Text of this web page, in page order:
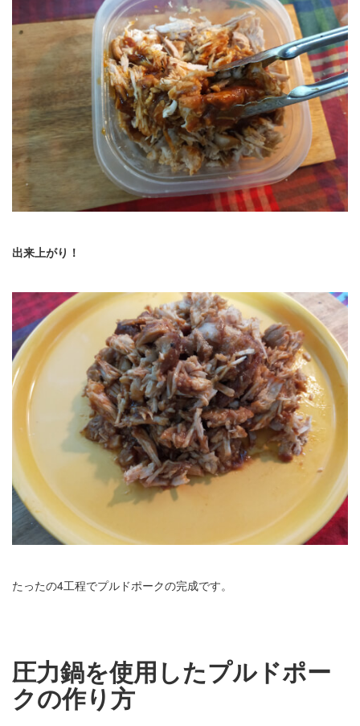
出来上がり！
たったの4工程でプルドポークの完成です。
圧力鍋を使用したプルドポー
クの作り方